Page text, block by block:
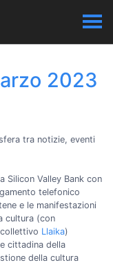
2023
tra notizie, eventi
Silicon Valley Bank con
telefonico
e le manifestazioni
cultura (con
Llaika)
cittadina della
della cultura